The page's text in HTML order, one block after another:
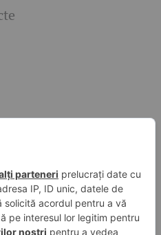
interesează
evenimente și subiecte de
un cuvânt-cheie și descoperă